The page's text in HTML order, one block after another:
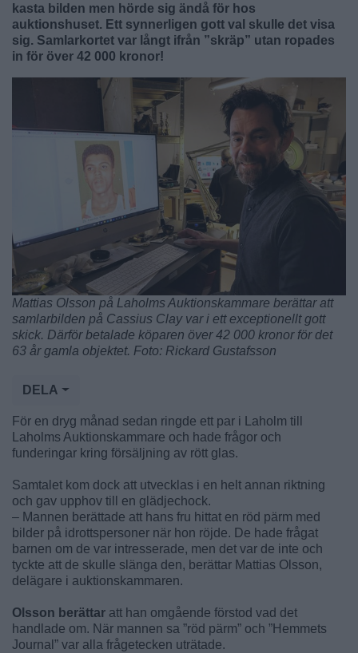
kasta bilden men hörde sig ändå för hos
auktionshuset. Ett synnerligen gott val skulle det visa
sig. Samlarkortet var långt ifrån ”skräp” utan ropades
in för över 42 000 kronor!
Mattias Olsson på Laholms Auktionskammare berättar att
samlarbilden på Cassius Clay var i ett exceptionellt gott
skick. Därför betalade köparen över 42 000 kronor för det
63 år gamla objektet. Foto: Rickard Gustafsson
DELA
För en dryg månad sedan ringde ett par i Laholm till
Laholms Auktionskammare och hade frågor och
funderingar kring försäljning av rött glas.
Samtalet kom dock att utvecklas i en helt annan riktning
och gav upphov till en glädjechock.
– Mannen berättade att hans fru hittat en röd pärm med
bilder på idrottspersoner när hon röjde. De hade frågat
barnen om de var intresserade, men det var de inte och
tyckte att de skulle slänga den, berättar Mattias Olsson,
delägare i auktionskammaren.
Olsson berättar att han omgående förstod vad det
handlade om. När mannen sa ”röd pärm” och ”Hemmets
Journal” var alla frågetecken uträtade.